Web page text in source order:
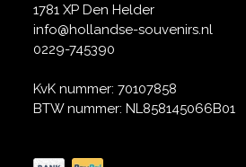
1781 XP Den Helder
info@hollandse-souvenirs.nl
0229-745390
KvK nummer: 70107858
BTW nummer: NL858145066B01